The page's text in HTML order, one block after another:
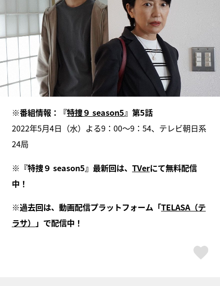
※番組情報：『特捜９ season5』第5話
2022年5月4日（水）よる9：00～9：54、テレビ朝日系
24局
※『特捜９ season5』最新回は、 TVerにて無料配信
中！
※過去回は、動画配信プラットフォーム「TELASA（テ
ラサ） 」で配信中！